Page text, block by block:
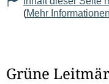
(Mehr Informationen
Grüne